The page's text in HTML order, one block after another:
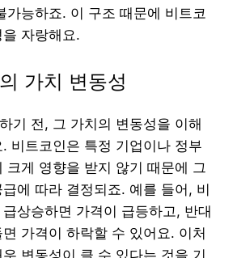
가능하죠. 이 구조 때문에 비트코
자랑해요.
가치 변동성
기 전, 그 가치의 변동성을 이해
비트코인은 특정 기업이나 정부
크게 영향을 받지 않기 때문에 그
에 따라 결정되죠. 예를 들어, 비
상승하면 가격이 급등하고, 반대
가격이 하락할 수 있어요. 이처
변동성이 클 수 있다는 것을 기